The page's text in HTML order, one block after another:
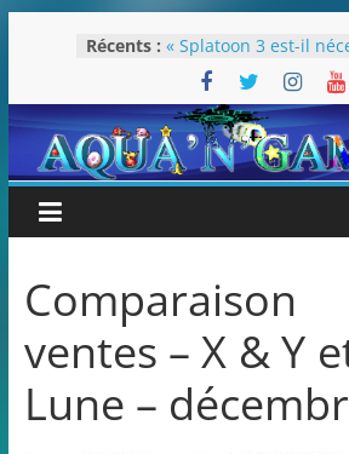
Récents : « Splatoon 3 est-il
« Dans les coulisses
Potter »
Pokémon Écarlate :
révolution (ou pas) !
Attentes 2023
Rétrospective 2022
ventes – X & Y
Lune –